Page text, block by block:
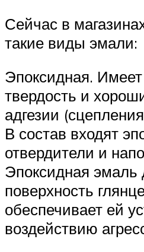
Сейчас в
такие виды эмали:
Эпоксидная.
твердость и
адгезии
В состав входят
отвердители и
Эпоксидная эмаль
поверхность
обеспечивает ей
воздействию